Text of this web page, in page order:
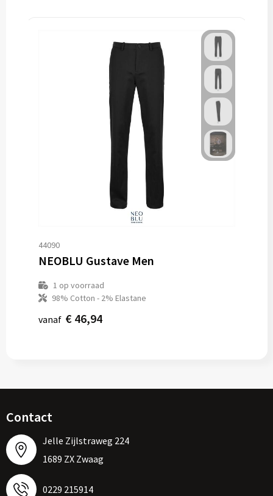
44090
NEOBLU Gustave Men
1 op voorraad
98% Cotton - 2% Elastane
vanaf € 46,94
Contact
Jelle Zijlstraweg 224
1689 ZX Zwaag
0229 215914